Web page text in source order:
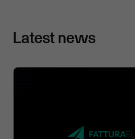
Latest news